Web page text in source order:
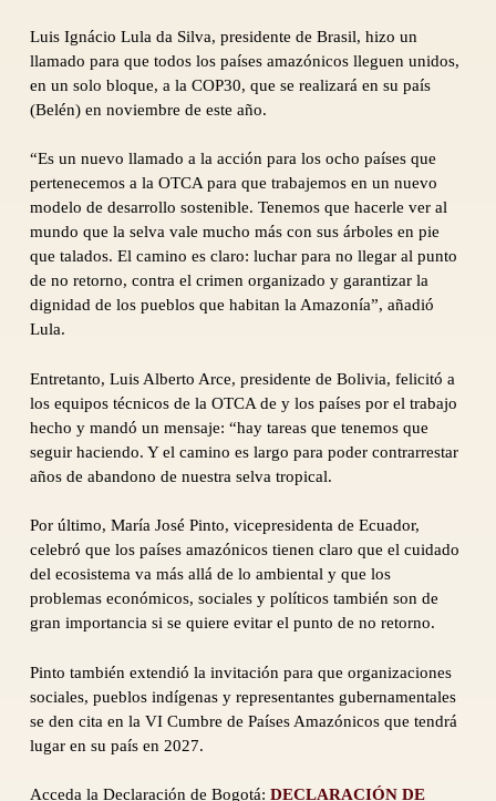
Luis Ignácio Lula da Silva, presidente de Brasil, hizo un
llamado para que todos los países amazónicos lleguen unidos,
en un solo bloque, a la COP30, que se realizará en su país
(Belén) en noviembre de este año.
“Es un nuevo llamado a la acción para los ocho países que
pertenecemos a la OTCA para que trabajemos en un nuevo
modelo de desarrollo sostenible. Tenemos que hacerle ver al
mundo que la selva vale mucho más con sus árboles en pie
que talados. El camino es claro: luchar para no llegar al punto
de no retorno, contra el crimen organizado y garantizar la
dignidad de los pueblos que habitan la Amazonía”, añadió
Lula.
Entretanto, Luis Alberto Arce, presidente de Bolivia, felicitó a
los equipos técnicos de la OTCA de y los países por el trabajo
hecho y mandó un mensaje: “hay tareas que tenemos que
seguir haciendo. Y el camino es largo para poder contrarrestar
años de abandono de nuestra selva tropical.
Por último, María José Pinto, vicepresidenta de Ecuador,
celebró que los países amazónicos tienen claro que el cuidado
del ecosistema va más allá de lo ambiental y que los
problemas económicos, sociales y políticos también son de
gran importancia si se quiere evitar el punto de no retorno.
Pinto también extendió la invitación para que organizaciones
sociales, pueblos indígenas y representantes gubernamentales
se den cita en la VI Cumbre de Países Amazónicos que tendrá
lugar en su país en 2027.
Acceda la Declaración de Bogotá: DECLARACIÓN DE